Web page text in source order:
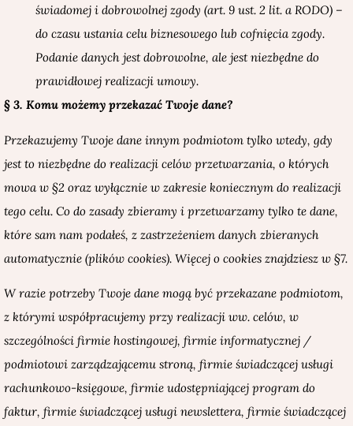
świadomej i dobrowolnej zgody (art. 9 ust. 2 lit. a RODO) –
do czasu ustania celu biznesowego lub cofnięcia zgody.
Podanie danych jest dobrowolne, ale jest niezbędne do
prawidłowej realizacji umowy.
§ 3. Komu możemy przekazać Twoje dane?
Przekazujemy Twoje dane innym podmiotom tylko wtedy, gdy
jest to niezbędne do realizacji celów przetwarzania, o których
mowa w §2 oraz wyłącznie w zakresie koniecznym do realizacji
tego celu. Co do zasady zbieramy i przetwarzamy tylko te dane,
które sam nam podałeś, z zastrzeżeniem danych zbieranych
automatycznie (plików cookies). Więcej o cookies znajdziesz w §7.
W razie potrzeby Twoje dane mogą być przekazane podmiotom,
z którymi współpracujemy przy realizacji ww. celów, w
szczególności firmie hostingowej, firmie informatycznej /
podmiotowi zarządzającemu stroną, firmie świadczącej usługi
rachunkowo-księgowe, firmie udostępniającej program do
faktur, firmie świadczącej usługi newslettera, firmie świadczącej